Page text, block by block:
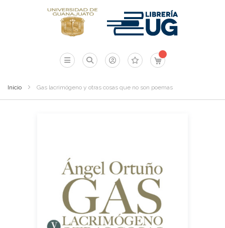
Mi carrito
Inicio Gas lacrimógeno y otras cosas que no son poemas